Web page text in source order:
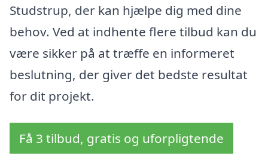
Studstrup, der kan hjælpe dig med dine
behov. Ved at indhente flere tilbud kan du
være sikker på at træffe en informeret
beslutning, der giver det bedste resultat
for dit projekt.
Få 3 tilbud, gratis og uforpligtende